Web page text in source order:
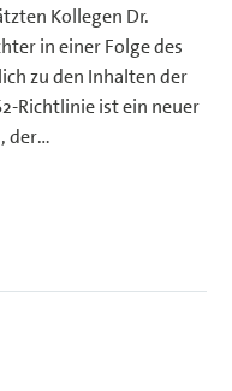
Kollegen Dr.
in einer Folge des
zu den Inhalten der
Richtlinie ist ein neuer
der…